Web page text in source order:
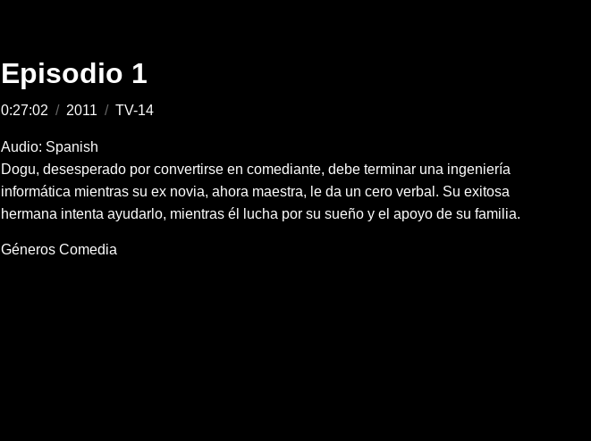
Episodio 1
0:27:02 / 2011 / TV-14
Audio: Spanish
Dogu, desesperado por convertirse en comediante, debe terminar una ingeniería
informática mientras su ex novia, ahora maestra, le da un cero verbal. Su exitosa
hermana intenta ayudarlo, mientras él lucha por su sueño y el apoyo de su familia.
Géneros Comedia